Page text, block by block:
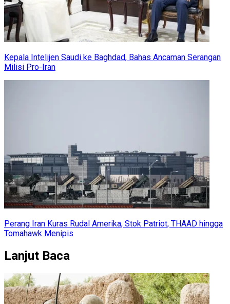
Kepala Intelijen Saudi ke Baghdad, Bahas Ancaman Serangan
Milisi Pro-Iran
Perang Iran Kuras Rudal Amerika, Stok Patriot, THAAD hingga
Tomahawk Menipis
Lanjut Baca